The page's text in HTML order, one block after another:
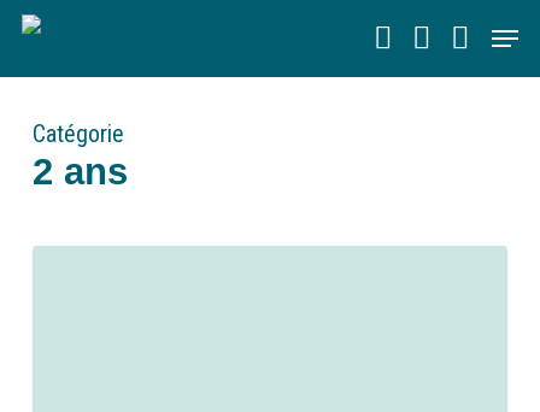
Skip
main
Catégorie
2 ans